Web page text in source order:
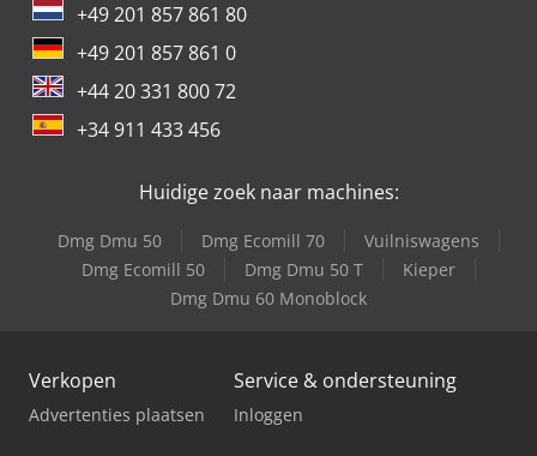
+49 201 857 861 80
+49 201 857 861 0
+44 20 331 800 72
+34 911 433 456
Huidige zoek naar machines:
Dmg Dmu 50 Dmg Ecomill 70
Vuilniswagens
Dmg Ecomill 50
Dmg Dmu 50 T
Kieper
Dmg Dmu 60 Monoblock
Verkopen
Advertenties plaatsen
Service & ondersteuning
Inloggen